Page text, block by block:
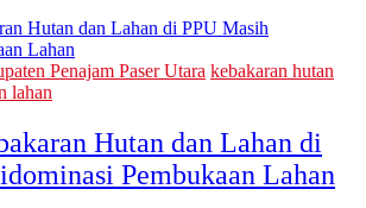
Penajam Paser Utara kebakaran hutan
lahan
Hutan dan Lahan di
Pembukaan Lahan